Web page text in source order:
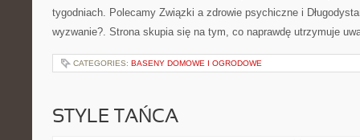
tygodniach. Polecamy Związki a zdrowie psychiczne i
wyzwanie?. Strona skupia się na tym, co naprawdę utrzymuje
CATEGORIES: BASENY DOMOWE I OGRODOWE
STYLE TAŃCA